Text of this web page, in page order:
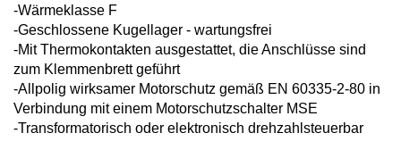
-Wärmeklasse F
-Geschlossene Kugellager - wartungsfrei
-Mit Thermokontakten ausgestattet, dieAnschlüsse sind
zum Klemmenbrettgeführt
-Allpolig wirksamer Motorschutz gemäß EN 60335-2-80 in
Verbindung mit einem Motorschutzschalter MSE
-Transformatorisch oder elektronisch drehzahlsteuerbar